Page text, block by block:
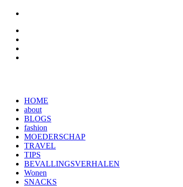
HOME
about
BLOGS
fashion
MOEDERSCHAP
TRAVEL
TIPS
BEVALLINGSVERHALEN
Wonen
SNACKS